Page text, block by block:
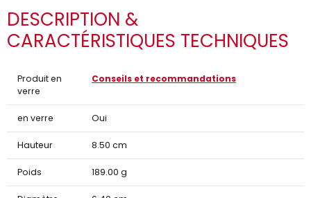
DESCRIPTION &
CARACTÉRISTIQUES TECHNIQUES
Produit en
verre
Conseils et recommandations
en verre Oui
Hauteur 8.50 cm
Poids 189.00 g